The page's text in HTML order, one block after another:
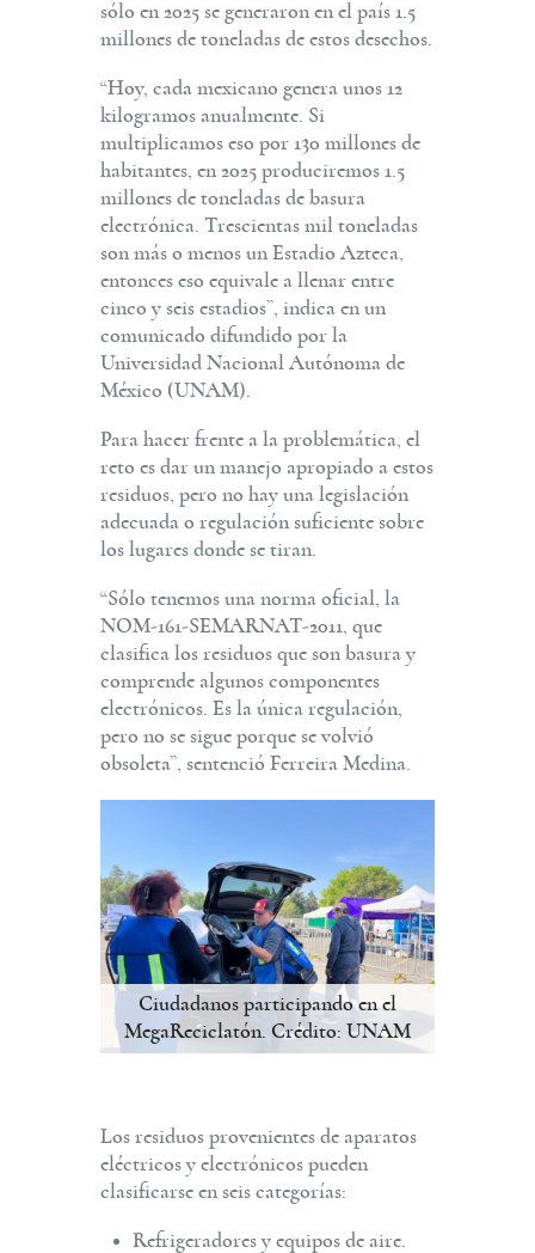
sólo en 2025 se generaron en el país 1.5
millones de toneladas de estos desechos.
“Hoy, cada mexicano genera unos 12
kilogramos anualmente. Si
multiplicamos eso por 130 millones de
habitantes, en 2025 produciremos 1.5
millones de toneladas de basura
electrónica. Trescientas mil toneladas
son más o menos un Estadio Azteca,
entonces eso equivale a llenar entre
cinco y seis estadios”, indica en un
comunicado difundido por la
Universidad Nacional Autónoma de
México (UNAM).
Para hacer frente a la problemática, el
reto es dar un manejo apropiado a estos
residuos, pero no hay una legislación
adecuada o regulación suficiente sobre
los lugares donde se tiran.
“Sólo tenemos una norma oficial, la
NOM-161-SEMARNAT-2011, que
clasifica los residuos que son basura y
comprende algunos componentes
electrónicos. Es la única regulación,
pero no se sigue porque se volvió
obsoleta”, sentenció Ferreira Medina.
Ciudadanos participando en el
MegaReciclatón. Crédito: UNAM
Los residuos provenientes de aparatos
eléctricos y electrónicos pueden
clasificarse en seis categorías:
Refrigeradores y equipos de aire.